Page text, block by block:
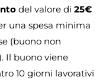
del valore di 25€
una spesa minima
(buono non
Il buono viene
10 giorni lavorativi